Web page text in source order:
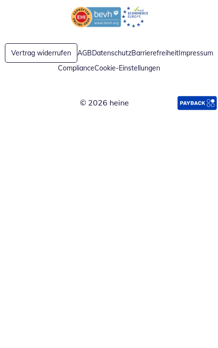
Öffnet in neuem FensterÖffnet in neuem Fenster
Vertrag widerrufen AGBDatenschutzBarrierefreiheitImpressum
ComplianceCookie-Einstellungen
© 2026 heine